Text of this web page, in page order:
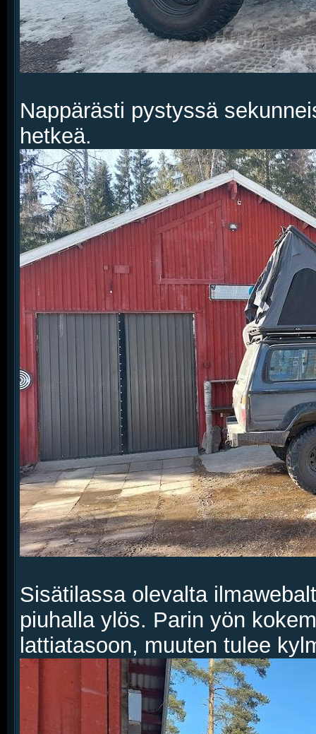
Nappärästi pystyssä
hetkeä.
Sisätilassa olevalta
piuhalla ylös. Parin yön
lattiatasoon, muuten tulee